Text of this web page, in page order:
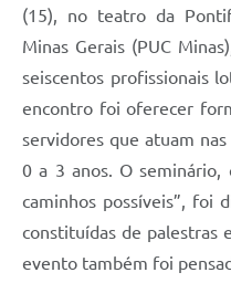
(15), no teatro da
Minas Gerais (PUC
seiscentos profissionais
encontro foi oferecer
servidores que atuam
0 a 3 anos. O seminário,
caminhos possíveis”, foi
constituídas de palestras
evento também foi